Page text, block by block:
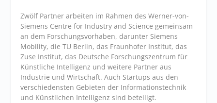
Zwölf Partner arbeiten im Rahmen des Werner-von-
Siemens Centre for Industry and Science gemeinsam
an dem Forschungsvorhaben, darunter Siemens
Mobility, die TU Berlin, das Fraunhofer Institut, das
Zuse Institut, das Deutsche Forschungszentrum für
Künstliche Intelligenz und weitere Partner aus
Industrie und Wirtschaft. Auch Startups aus den
verschiedensten Gebieten der Informationstechnik
und Künstlichen Intelligenz sind beteiligt.